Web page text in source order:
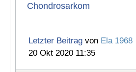
Chondrosarkom
Letzter Beitrag von Ela 1968
20 Okt 2020 11:35